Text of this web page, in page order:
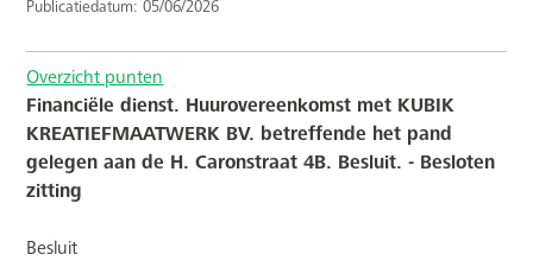
Publicatiedatum: 05/06/2026
Overzicht punten
Financiële dienst. Huurovereenkomst met KUBIK
KREATIEFMAATWERK BV. betreffende het pand
gelegen aan de H. Caronstraat 4B. Besluit. - Besloten
zitting
Besluit